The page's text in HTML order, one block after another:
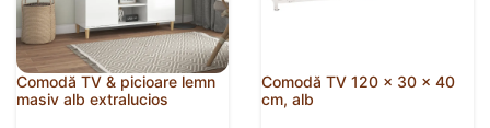
Comodă TV & picioare lemn
masiv alb extralucios
Comodă TV 120 x 30 x 40
cm, alb